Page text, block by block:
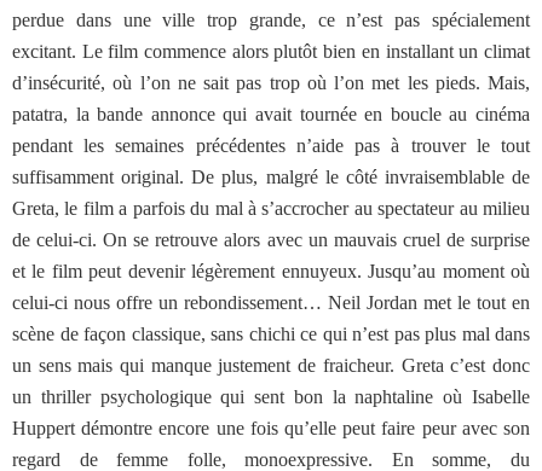
perdue dans une ville trop grande, ce n’est pas spécialement
excitant. Le film commence alors plutôt bien en installant un climat
d’insécurité, où l’on ne sait pas trop où l’on met les pieds. Mais,
patatra, la bande annonce qui avait tournée en boucle au cinéma
pendant les semaines précédentes n’aide pas à trouver le tout
suffisamment original. De plus, malgré le côté invraisemblable de
Greta, le film a parfois du mal à s’accrocher au spectateur au milieu
de celui-ci. On se retrouve alors avec un mauvais cruel de surprise
et le film peut devenir légèrement ennuyeux. Jusqu’au moment où
celui-ci nous offre un rebondissement… Neil Jordan met le tout en
scène de façon classique, sans chichi ce qui n’est pas plus mal dans
un sens mais qui manque justement de fraicheur. Greta c’est donc
un thriller psychologique qui sent bon la naphtaline où Isabelle
Huppert démontre encore une fois qu’elle peut faire peur avec son
regard de femme folle, monoexpressive. En somme, du